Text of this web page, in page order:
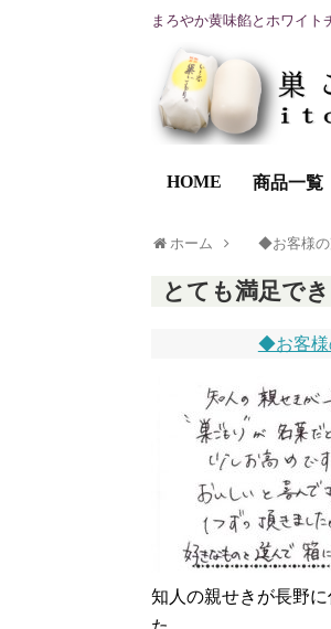
まろやか黄味餡とホワイ
HOME 商品一覧
ホーム ◆お客様
とても満足で
◆お客様
知人の親せきが長野